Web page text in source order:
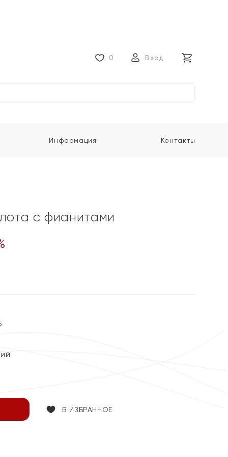
0 Вход
Информация Контакты
с фианитами
В ИЗБРАННОЕ